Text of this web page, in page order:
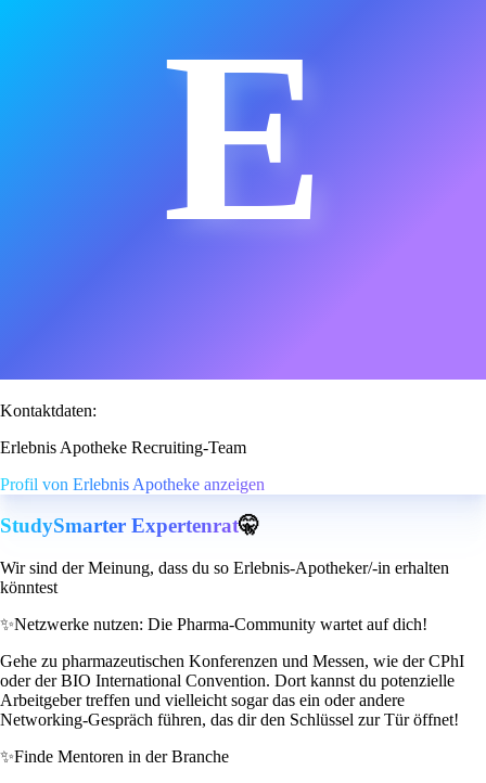
E
Kontaktdaten:
Erlebnis Apotheke Recruiting-Team
Profil von Erlebnis Apotheke anzeigen
StudySmarter Expertenrat🤫
Wir sind der Meinung, dass du so Erlebnis-Apotheker/-in erhalten
könntest
✨Netzwerke nutzen: Die Pharma-Community wartet auf dich!
Gehe zu pharmazeutischen Konferenzen und Messen, wie der CPhI
oder der BIO International Convention. Dort kannst du potenzielle
Arbeitgeber treffen und vielleicht sogar das ein oder andere
Networking-Gespräch führen, das dir den Schlüssel zur Tür öffnet!
✨Finde Mentoren in der Branche